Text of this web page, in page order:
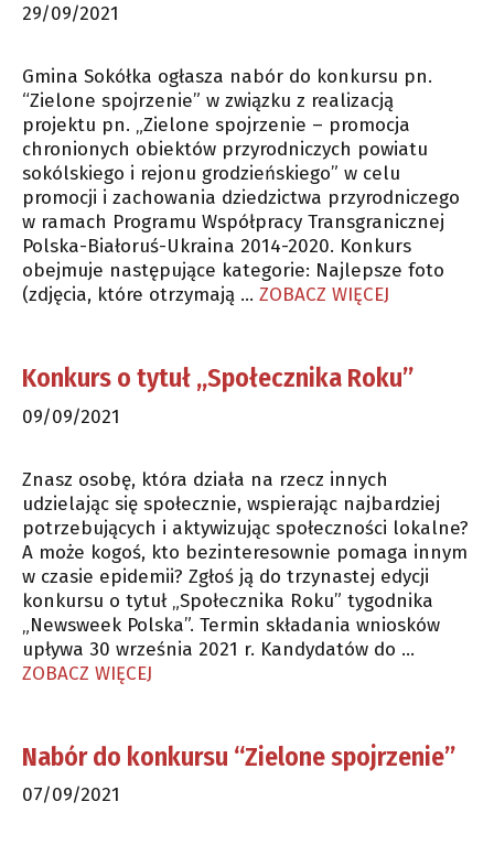
29/09/2021
Gmina Sokółka ogłasza nabór do konkursu pn.
“Zielone spojrzenie” w związku z realizacją
projektu pn. „Zielone spojrzenie – promocja
chronionych obiektów przyrodniczych powiatu
sokólskiego i rejonu grodzieńskiego” w celu
promocji i zachowania dziedzictwa przyrodniczego
w ramach Programu Współpracy Transgranicznej
Polska-Białoruś-Ukraina 2014-2020. Konkurs
obejmuje następujące kategorie: Najlepsze foto
(zdjęcia, które otrzymają … ZOBACZ WIĘCEJ
Konkurs o tytuł „Społecznika Roku”
09/09/2021
Znasz osobę, która działa na rzecz innych
udzielając się społecznie, wspierając najbardziej
potrzebujących i aktywizując społeczności lokalne?
A może kogoś, kto bezinteresownie pomaga innym
w czasie epidemii? Zgłoś ją do trzynastej edycji
konkursu o tytuł „Społecznika Roku” tygodnika
„Newsweek Polska”. Termin składania wniosków
upływa 30 września 2021 r. Kandydatów do …
ZOBACZ WIĘCEJ
Nabór do konkursu “Zielone spojrzenie”
07/09/2021